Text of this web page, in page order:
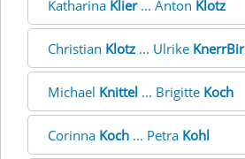
Katharina Klier... Anton Klotz
Christian Klotz ... Ulrike
Michael Knittel ... Brigitte Koch
Corinna Koch ... Petra Kohl